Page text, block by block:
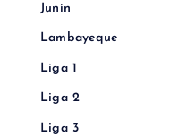
Junín
Lambayeque
Liga 1
Liga 2
Liga 3